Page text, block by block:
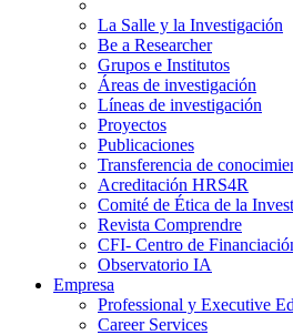
La Salle y la Investigación
Be a Researcher
Grupos e Institutos
Áreas de investigación
Líneas de investigación
Proyectos
Publicaciones
Transferencia de
Acreditación HRS4R
Comité de Ética de la
Revista Comprendre
CFI- Centro de
Observatorio IA
Empresa
Professional y Executive
Career Services